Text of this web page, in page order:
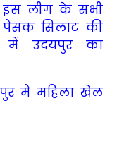
इस लीग के सभी
पेंसक सिलाट की
में उदयपुर का
में महिला खेल